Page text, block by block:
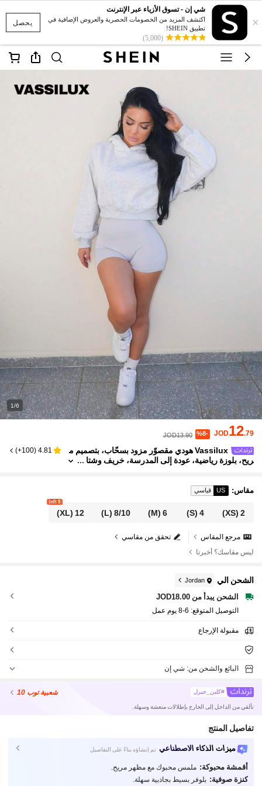
يحصل ×
شي إن - تسوق الأزياء عبر الإنترنت
اكتشف المزيد من الخصومات الحصرية والعروض الإضافية في
تطبيق SHEIN!
(5,000)
1/6
JOD12.79
%8-
JOD13.90
Vassilux هودي مقصوّر مزود بسحّاب، بتصميم م
ريح، بلوزة رياضية، عودة إلى المدرسة، خريف وشتا
4.81
(
100+
)
مقاس:
US قياسي
2
(XS)
4
(S)
6
(M)
8/10
(L)
12
(XL)
8 left
تحقق من مقاسي
مرجع المقاس
ليس مقاسك؟ أخبرنا
الشحن الي Jordan
الشحن يبدأ من JOD18.00
التوصيل المتوقع: 6-8 يوم عمل
مقبولة الإرجاع
البائع والشحن من: شي إن
#كلين_جيرل شعبيةتوب 10
تألقي من الداخل إلى الخارج بإطلالات منعشة وسهلة.
تفاصيل المنتج
ميزات الذكاء الاصطناعي تم إنشاؤه بناءً على التفاصيل
أقمشة محبوكة: ملمس محبوك مع مظهر مريح.
كنزة صوفية: بلوفر بسيط بجاذبية سهلة.